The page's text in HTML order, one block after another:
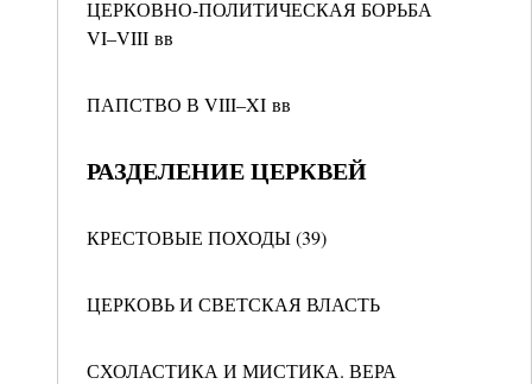
ЦЕРКОВНО-ПОЛИТИЧЕСКАЯ БОРЬБА
VI–VIII вв
ПАПСТВО В VIII–XI вв
РАЗДЕЛЕНИЕ ЦЕРКВЕЙ
КРЕСТОВЫЕ ПОХОДЫ (39)
ЦЕРКОВЬ И СВЕТСКАЯ ВЛАСТЬ
СХОЛАСТИКА И МИСТИКА. ВЕРА